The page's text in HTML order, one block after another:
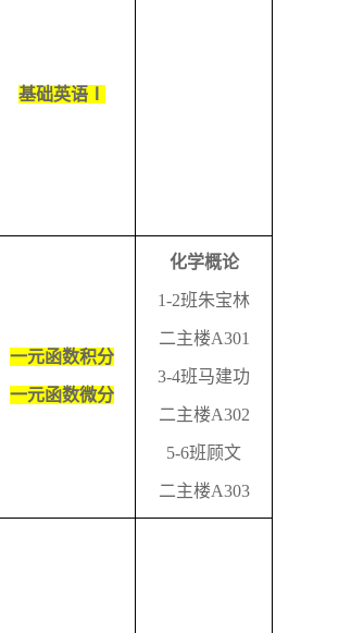
基础英语Ⅰ
一元函数积分
一元函数微分
化学概论
1-2班朱宝林
二主楼A301
3-4班马建功
二主楼A302
5-6班顾文
二主楼A303